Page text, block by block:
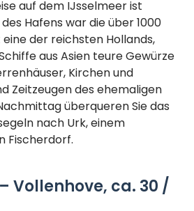
auf dem IJsselmeer ist
Hafens war die über 1000
der reichsten Hollands,
aus Asien teure Gewürze
Kirchen und
Zeitzeugen des ehemaligen
überqueren Sie das
nach Urk, einem
Fischerdorf.
Vollenhove, ca. 30 /